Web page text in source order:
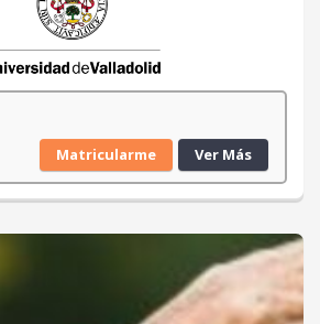
Matricularme Ver Más